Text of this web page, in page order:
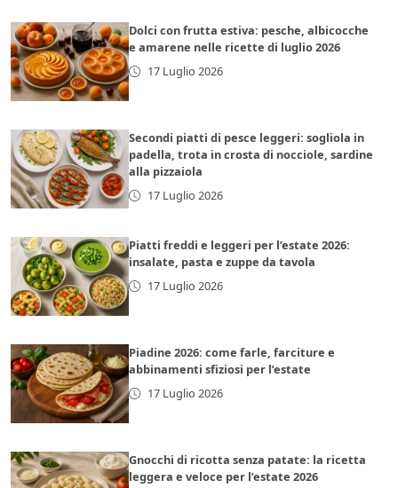
Dolci con frutta estiva: pesche, albicocche
e amarene nelle ricette di luglio 2026
17 Luglio 2026
Secondi piatti di pesce leggeri: sogliola in
padella, trota in crosta di nocciole, sardine
alla pizzaiola
17 Luglio 2026
Piatti freddi e leggeri per l’estate 2026:
insalate, pasta e zuppe da tavola
17 Luglio 2026
Piadine 2026: come farle, farciture e
abbinamenti sfiziosi per l’estate
17 Luglio 2026
Gnocchi di ricotta senza patate: la ricetta
leggera e veloce per l’estate 2026